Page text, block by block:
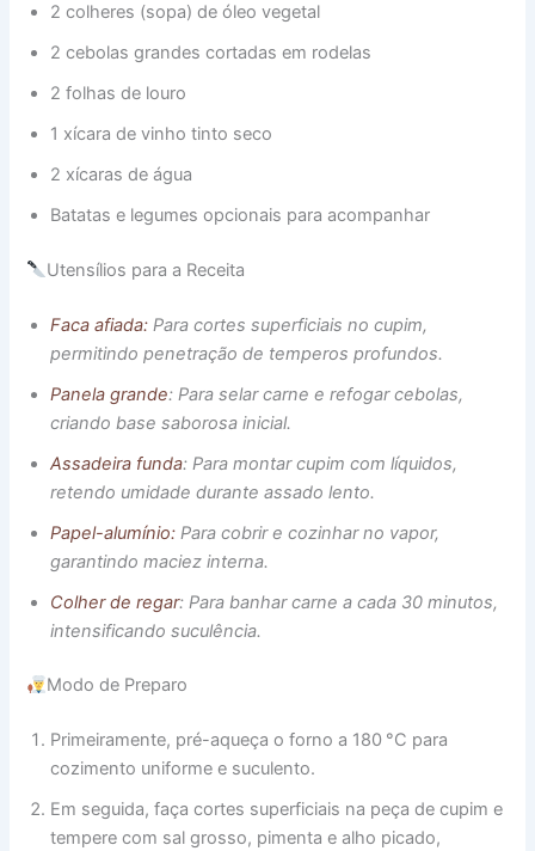
2 colheres (sopa) de óleo vegetal
2 cebolas grandes cortadas em rodelas
2 folhas de louro
1 xícara de vinho tinto seco
2 xícaras de água
Batatas e legumes opcionais para acompanhar
Utensílios para a Receita
Faca afiada: Para cortes superficiais no cupim,
permitindo penetração de temperos profundos.
Panela grande: Para selar carne e refogar cebolas,
criando base saborosa inicial.
Assadeira funda: Para montar cupim com líquidos,
retendo umidade durante assado lento.
Papel-alumínio: Para cobrir e cozinhar no vapor,
garantindo maciez interna.
Colher de regar: Para banhar carne a cada 30 minutos,
intensificando suculência.
Modo de Preparo
Primeiramente, pré-aqueça o forno a 180 °C para
cozimento uniforme e suculento.
Em seguida, faça cortes superficiais na peça de cupim e
tempere com sal grosso, pimenta e alho picado,